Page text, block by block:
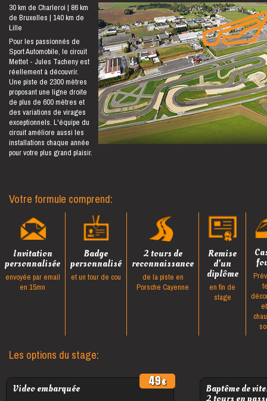
30 km de Charleroi 86 km
de Bruxelles 140 km de
Lille
Pour les passionnés de
Sport Automobile, le circuit
Mettet - Jules Tacheny est
réellement à découvrir.
Une piste de 2300 mètres
proposant une ligne droite
de plus de 600 mètres et
des variations de virages
exceptionnels. L'équipe du
circuit améliore aussi les
installations chaque année
pour votre plus grand plaisir.
Votre formule comprend:
Invitation
personnalisée
envoyée par email
en 15mn
Badge
personnalisé
et un tour de cou
2 tours de
reconnaissance
de la piste en
Porsche Cayenne
Remise
d'un
diplôme
en fin de
stage
Les options du stage:
Video embarquée
49
Baptême de